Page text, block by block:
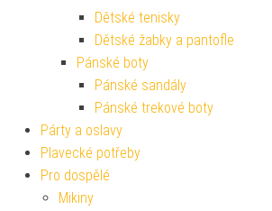
Dětské tenisky
Dětské žabky a pantofle
Pánské boty
Pánské sandály
Pánské trekové boty
Párty a oslavy
Plavecké potřeby
Pro dospělé
Mikiny